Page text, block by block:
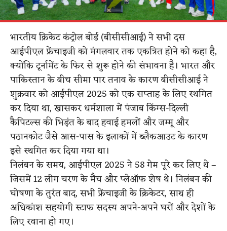
भारतीय क्रिकेट कंट्रोल बोर्ड (बीसीसीआई) ने सभी दस
आईपीएल फ्रेंचाइजी को मंगलवार तक एकत्रित होने को कहा है,
क्योंकि टूर्नामेंट के फिर से शुरू होने की संभावना है। भारत और
पाकिस्तान के बीच सीमा पार तनाव के कारण बीसीसीआई ने
शुक्रवार को आईपीएल 2025 को एक सप्ताह के लिए स्थगित
कर दिया था, खासकर धर्मशाला में पंजाब किंग्स-दिल्ली
कैपिटल्स की भिड़ंत के बाद हवाई हमलों और जम्मू और
पठानकोट जैसे आस-पास के इलाकों में ब्लैकआउट के कारण
इसे स्थगित कर दिया गया था।
निलंबन के समय, आईपीएल 2025 ने 58 गेम पूरे कर लिए थे –
जिसमें 12 लीग चरण के मैच और प्लेऑफ शेष थे। निलंबन की
घोषणा के तुरंत बाद, सभी फ्रेंचाइजी के क्रिकेटर, साथ ही
अधिकांश सहयोगी स्टाफ सदस्य अपने-अपने घरों और देशों के
लिए रवाना हो गए।